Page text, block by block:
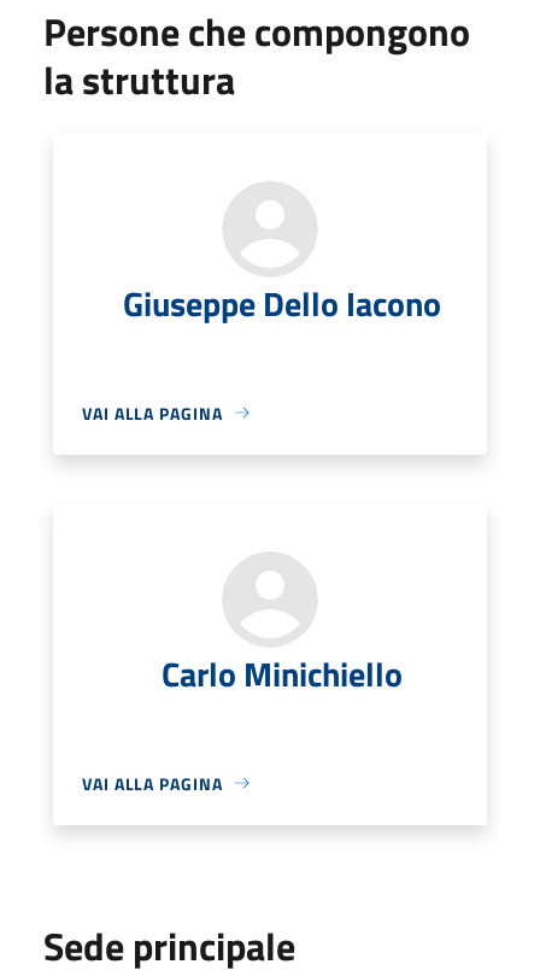
Persone che compongono
la struttura
Giuseppe Dello Iacono
VAI ALLA PAGINA
Carlo Minichiello
VAI ALLA PAGINA
Sede principale